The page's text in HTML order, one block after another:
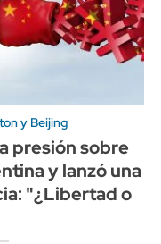
y Beijing
presión sobre
y lanzó una
"¿Libertad o